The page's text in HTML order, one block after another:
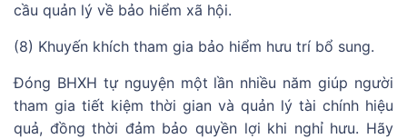
cầu quản lý về bảo hiểm xã hội.
(8) Khuyến khích tham gia bảo hiểm hưu trí bổ sung.
Đóng BHXH tự nguyện một lần nhiều năm giúp người
tham gia tiết kiệm thời gian và quản lý tài chính hiệu
quả, đồng thời đảm bảo quyền lợi khi nghỉ hưu. Hãy